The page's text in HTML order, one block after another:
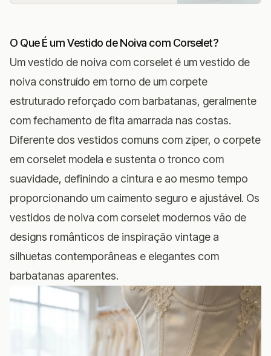
O Que É um Vestido de Noiva com Corselet?
Um vestido de noiva com corselet é um vestido de
noiva construído em torno de um corpete
estruturado reforçado com barbatanas, geralmente
com fechamento de fita amarrada nas costas.
Diferente dos vestidos comuns com zíper, o corpete
em corselet modela e sustenta o tronco com
suavidade, definindo a cintura e ao mesmo tempo
proporcionando um caimento seguro e ajustável. Os
vestidos de noiva com corselet modernos vão de
designs românticos de inspiração vintage a
silhuetas contemporâneas e elegantes com
barbatanas aparentes.